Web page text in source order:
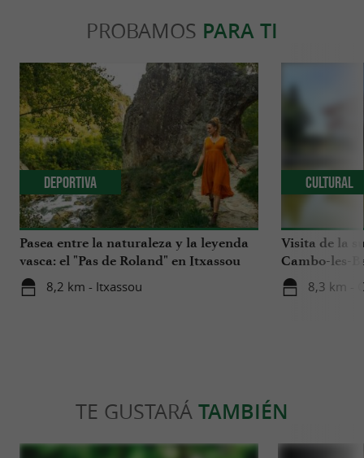
PROBAMOS PARA TI
Pasea entre la naturaleza y la leyenda
vasca: el "Pas de Roland" en Itxassou
8,2 km - Itxassou
Deportiva
Visita de la
Cambo-les-
8,3 km -
Cultural
TE GUSTARÁ TAMBIÉN